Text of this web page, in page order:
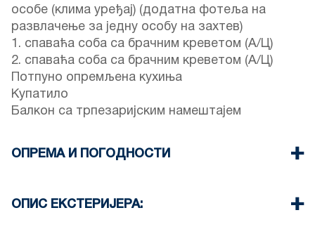
особе (клима уређај) (додатна фотеља на
развлачење за једну особу на захтев)
1. спаваћа соба са брачним креветом (А/Ц)
2. спаваћа соба са брачним креветом (А/Ц)
Потпуно опремљена кухиња
Купатило
Балкон са трпезаријским намештајем
ОПРЕМА И ПОГОДНОСТИ
Три клима уређаја
ОПИС ЕКСТЕРИЈЕРА: